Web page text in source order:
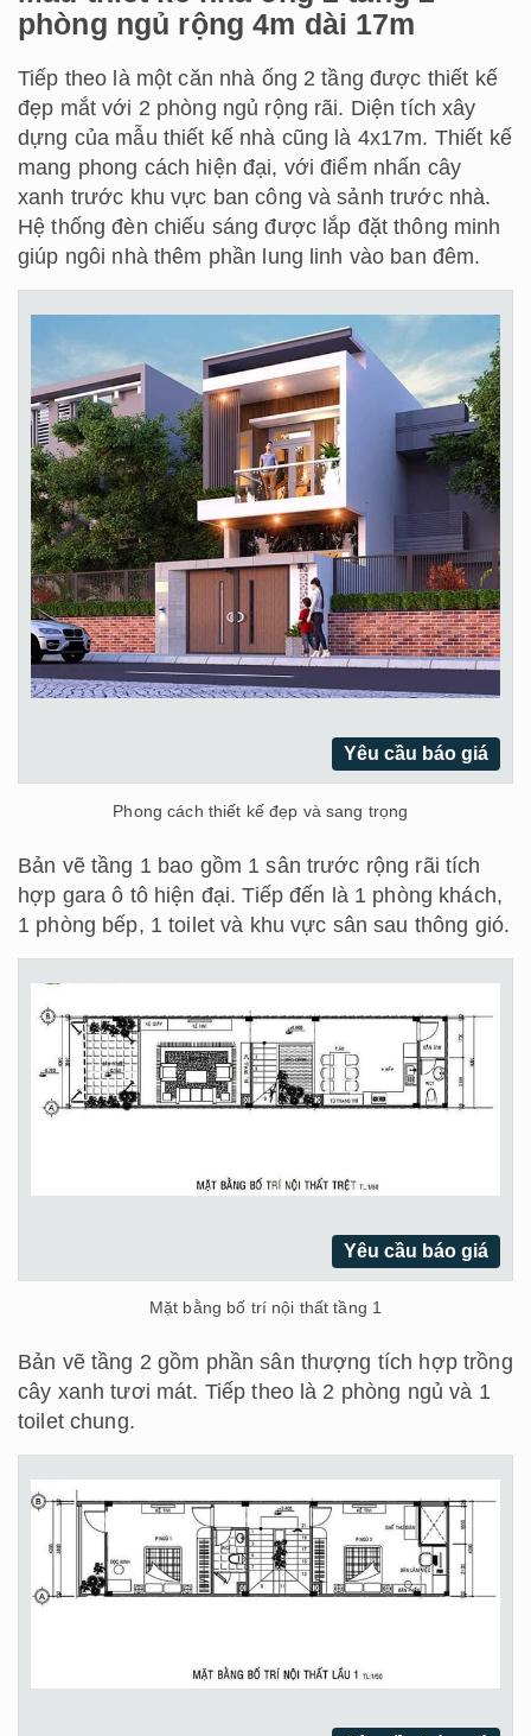
phòng ngủ rộng 4m dài 17m
Tiếp theo là một căn nhà ống 2 tầng được thiết kế
đẹp mắt với 2 phòng ngủ rộng rãi. Diện tích xây
dựng của mẫu thiết kế nhà cũng là 4x17m. Thiết kế
mang phong cách hiện đại, với điểm nhấn cây
xanh trước khu vực ban công và sảnh trước nhà.
Hệ thống đèn chiếu sáng được lắp đặt thông minh
giúp ngôi nhà thêm phần lung linh vào ban đêm.
Yêu cầu báo giá
Phong cách thiết kế đẹp và sang trọng
Bản vẽ tầng 1 bao gồm 1 sân trước rộng rãi tích
hợp gara ô tô hiện đại. Tiếp đến là 1 phòng khách,
1 phòng bếp, 1 toilet và khu vực sân sau thông gió.
Yêu cầu báo giá
Mặt bằng bố trí nội thất tầng 1
Bản vẽ tầng 2 gồm phần sân thượng tích hợp trồng
cây xanh tươi mát. Tiếp theo là 2 phòng ngủ và 1
toilet chung.